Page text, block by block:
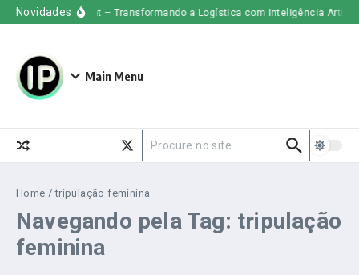
Ir para o conteúdo
Novidades
Uber Freight – Transformando a Logística com Inteligência Artificial
Main Menu
Home /tripulação feminina
Navegando pela Tag: tripulação
feminina